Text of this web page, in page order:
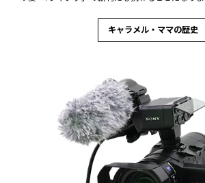
キャラメル・ママの歴史